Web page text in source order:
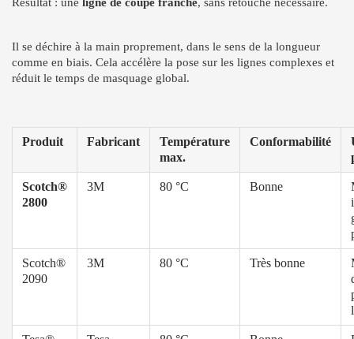
Il se déchire à la main proprement, dans le sens de la longueur
comme en biais. Cela accélère la pose sur les lignes complexes et
réduit le temps de masquage global.
Produit Fabricant
Température
max.
Conformabilité
Scotch®
2800
3M 80 °C Bonne
Scotch®
2090
3M 80 °C Très bonne